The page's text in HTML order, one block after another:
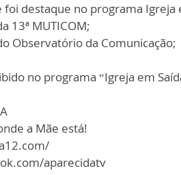
foi destaque no programa Igreja
13ª MUTICOM;
Observatório da Comunicação;
no programa “Igreja em
a Mãe está!
aparecidatv